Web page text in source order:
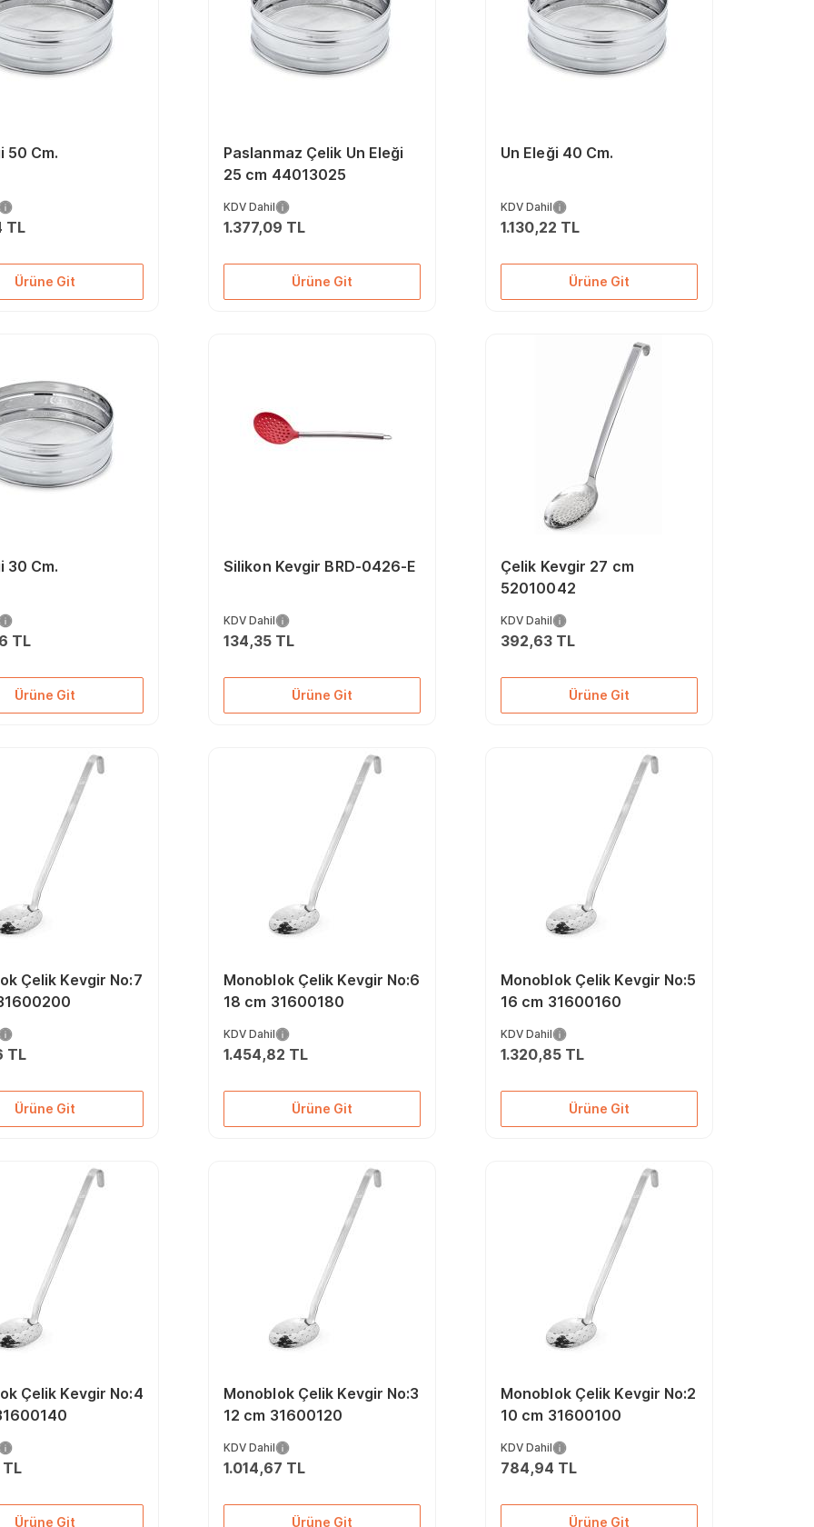
50 Cm.
TL
Ürüne Git
Paslanmaz Çelik Un Eleği
25 cm 44013025
KDV Dahil
1.377,09 TL
Ürüne Git
Un Eleği 40 Cm.
KDV Dahil
1.130,22 TL
Ürüne Git
30 Cm.
TL
Ürüne Git
Silikon Kevgir BRD-0426-E
KDV Dahil
134,35 TL
Ürüne Git
Çelik Kevgir 27 cm
52010042
KDV Dahil
392,63 TL
Ürüne Git
Çelik Kevgir No:7
TL
Ürüne Git
Monoblok Çelik Kevgir No:6
18 cm 31600180
KDV Dahil
1.454,82 TL
Ürüne Git
Monoblok Çelik Kevgir No:5
16 cm 31600160
KDV Dahil
1.320,85 TL
Ürüne Git
Çelik Kevgir No:4
TL
Ürüne Git
Monoblok Çelik Kevgir No:3
12 cm 31600120
KDV Dahil
1.014,67 TL
Ürüne Git
Monoblok Çelik Kevgir No:2
10 cm 31600100
KDV Dahil
784,94 TL
Ürüne Git